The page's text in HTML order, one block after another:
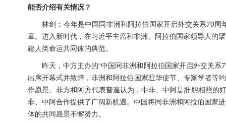
能否介绍有关情况？
林剑：今年是中国同非洲和阿拉伯国家开启外交关系70
章。进入新时代，在习近平主席和非洲、阿拉伯国家领导人的
建人类命运共同体的典范。
昨天，中方主办的“中国同非洲和阿拉伯国家开启外交关
出席开幕式并致辞，非洲和阿拉伯国家驻华使节、专家学者等
作愿景。非方和阿方代表普遍认为，中非、中阿是肝胆相照的
非、中阿合作提供了广阔新机遇。中国将同非洲和阿拉伯国家
体的共同愿景不懈努力。